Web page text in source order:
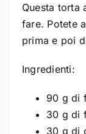
Questa torta
fare. Potete
prima e poi
Ingredienti:
90 g di
30 g di
30 g di